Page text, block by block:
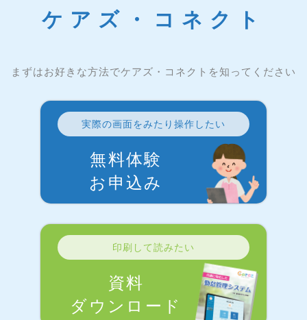
ケアズ・コネクト
まずはお好きな方法でケアズ・コネクトを知ってください
実際の画面をみたり操作したい
無料体験
お申込み
印刷して読みたい
資料
ダウンロード